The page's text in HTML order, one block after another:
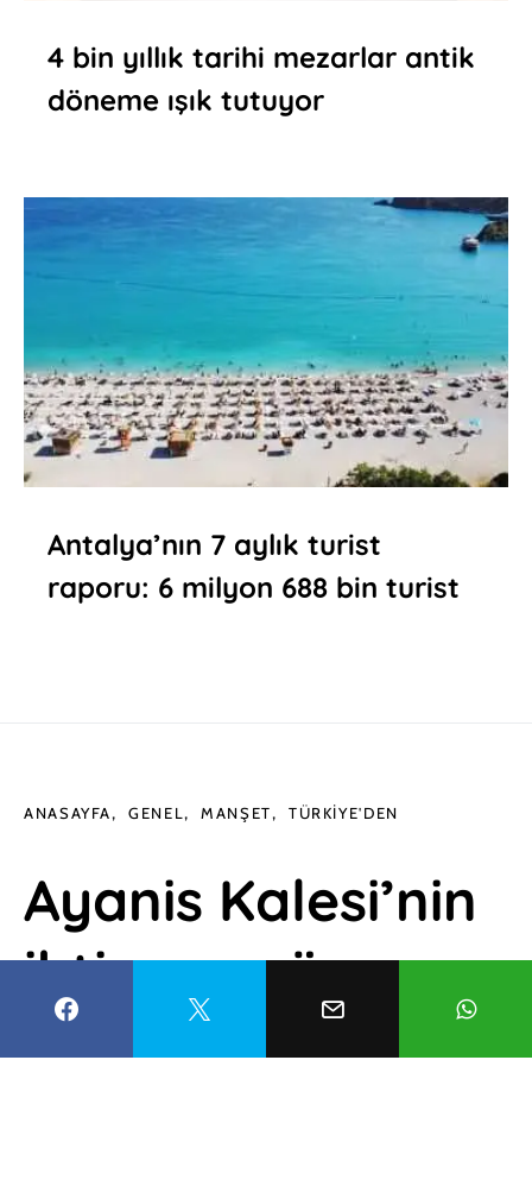
4 bin yıllık tarihi mezarlar antik
döneme ışık tutuyor
Antalya’nın 7 aylık turist
raporu: 6 milyon 688 bin turist
ANASAYFA GENEL MANŞET TÜRKIYE'DEN
Ayanis Kalesi’nin
ihtişamı gün
yüzüne